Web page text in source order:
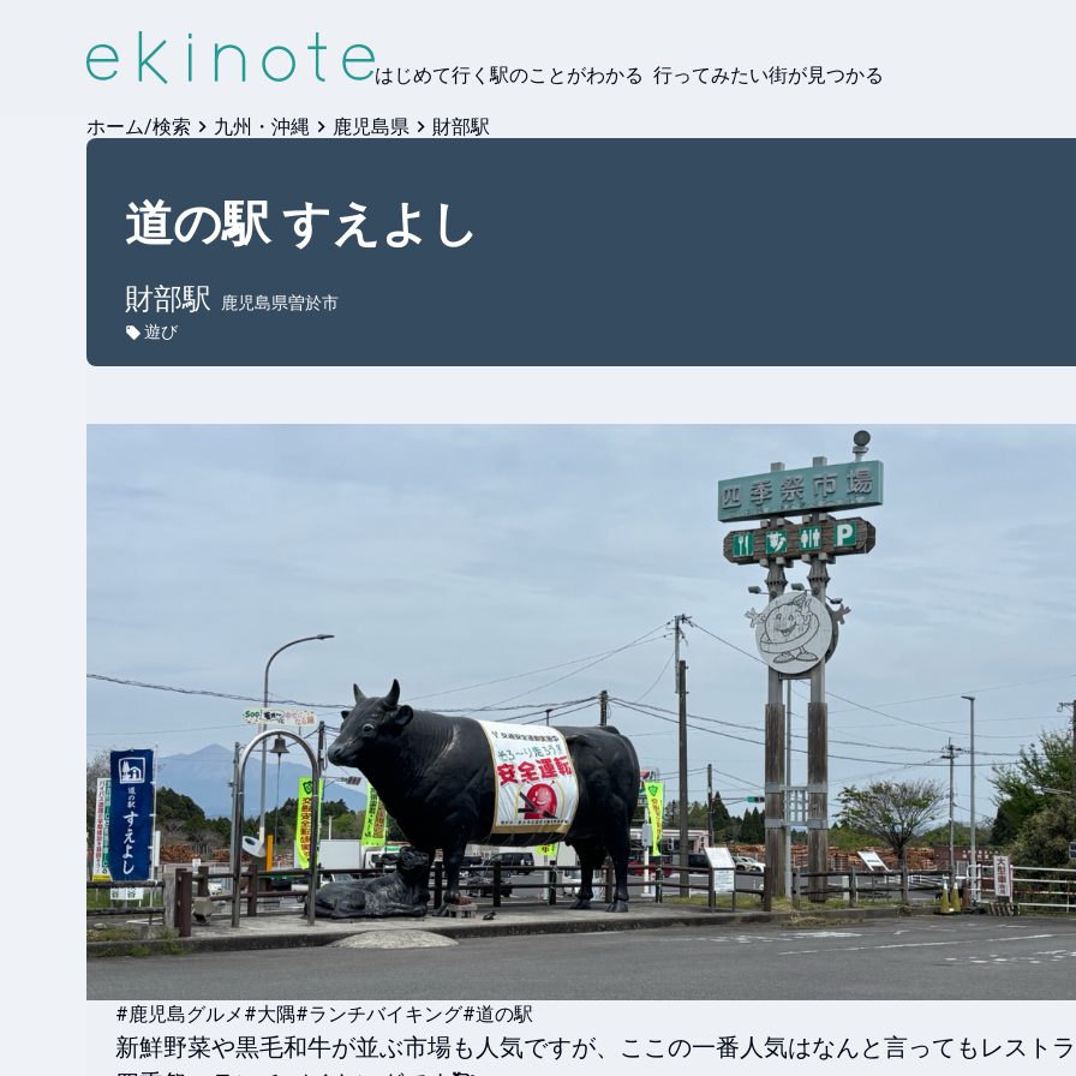
はじめて行く駅のことがわかる 行ってみたい街が見つかる
ホーム/検索 九州・沖縄 鹿児島県 財部駅
道の駅 すえよし
財部駅
鹿児島県曽於市
遊び
#鹿児島グルメ #大隅#ランチバイキング#道の駅
新鮮野菜や黒毛和牛が並ぶ市場も人気ですが、ここの一番人気はなんと言ってもレスト